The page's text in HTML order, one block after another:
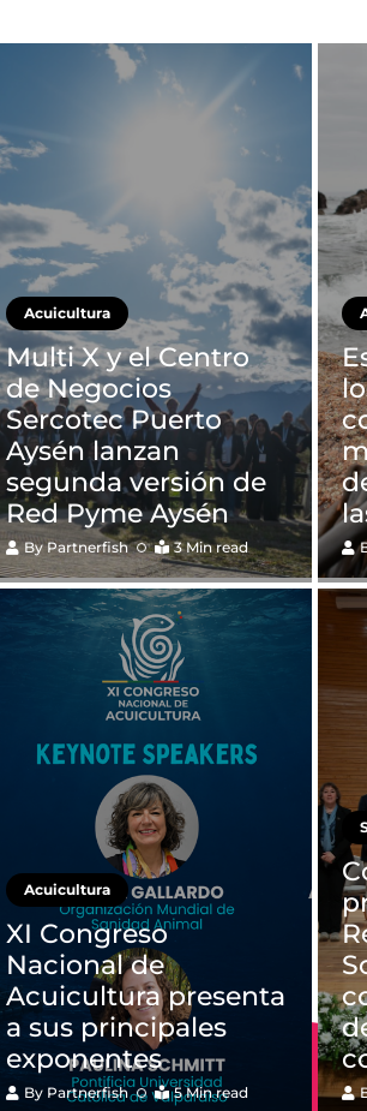
Acuicultura
Multi X y el Centro
de Negocios
Sercotec Puerto
Aysén lanzan
segunda versión de
Red Pyme Aysén
ByPartnerfish 3 Min read
Acuicultura
XI Congreso
Nacional de
Acuicultura presenta
a sus principales
exponentes
By Partnerfish 5 Min read